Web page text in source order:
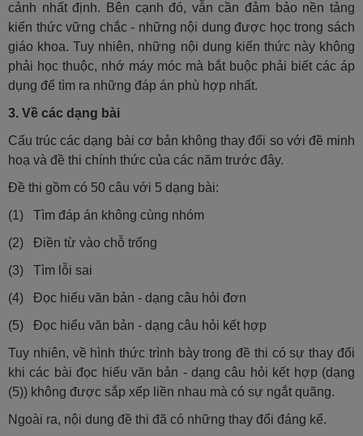
cảnh nhất định. Bên cạnh đó, vẫn cần đảm bảo nền tảng
kiến thức vững chắc - những nội dung được học trong sách
giáo khoa. Tuy nhiên, những nội dung kiến thức này không
phải học thuộc, nhớ máy móc mà bắt buộc phải biết các áp
dụng để tìm ra những đáp án phù hợp nhất.
3. Về các dạng bài
Cấu trúc các dạng bài cơ bản không thay đổi so với đề minh
hoạ và đề thi chính thức của các năm trước đây.
Đề thi gồm có 50 câu với 5 dạng bài:
(1) Tìm đáp án không cùng nhóm
(2) Điền từ vào chỗ trống
(3) Tìm lỗi sai
(4) Đọc hiểu văn bản - dạng câu hỏi đơn
(5) Đọc hiểu văn bản - dạng câu hỏi kết hợp
Tuy nhiên, về hình thức trình bày trong đề thi có sự thay đổi
khi các bài đọc hiểu văn bản - dạng câu hỏi kết hợp (dạng
(5)) không được sắp xếp liền nhau mà có sự ngắt quãng.
Ngoài ra, nội dung đề thi đã có những thay đổi đáng kể.